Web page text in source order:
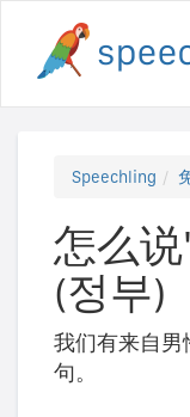
Speechling
怎么
(정부)
我们有来自男
句。